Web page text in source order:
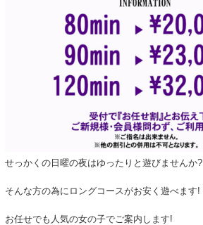
せっかくの日曜の夜はゆったりと遊びませんか?
そんな方の為にロングコースがお安く遊べます!
お任せでも人気の女の子でご案内します!